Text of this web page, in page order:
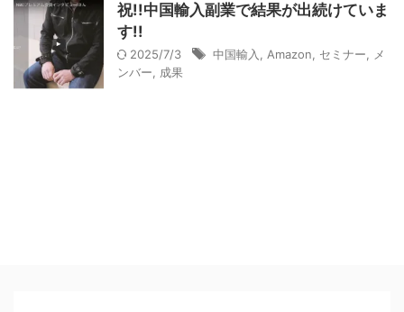
祝!!中国輸入副業で結果が出続けていま
す!!
2025/7/3 中国輸入 Amazon セミナー
メ
ンバー
成果